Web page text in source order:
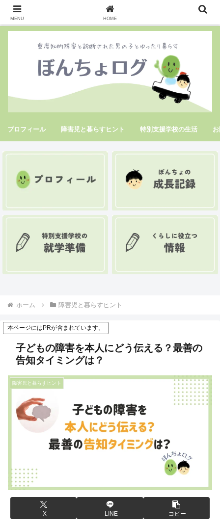
プロフィール 障害児と暮らすヒント 特別支援学校の生活
ホーム 障害児と暮らすヒント
本ページにはPRが含まれています。
子どもの障害を本人にどう伝える？最善の
告知タイミングは？
障害児と暮らすヒント
X LINE コピー
MENU HOME